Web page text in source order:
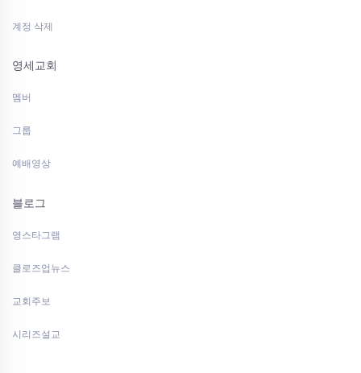
계정 삭제
영세교회
멤버
그룹
예배영상
블로그
영스타그램
클로즈업뉴스
교회주보
시리즈설교